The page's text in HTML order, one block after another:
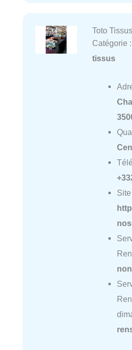
Toto
Catégorie :
tissus